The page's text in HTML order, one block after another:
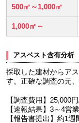
500㎡～1,000㎡
1,000㎡～
アスベスト含有分析
採取した建材からア
す。正確な調査の元
【調査費用】25,000
【速報結果】3～4営
【報告書提出】約1週